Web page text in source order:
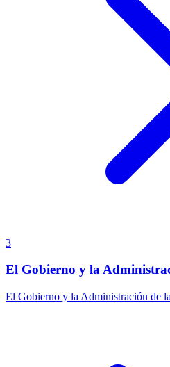
3
El Gobierno y la
El Gobierno y la Administración de